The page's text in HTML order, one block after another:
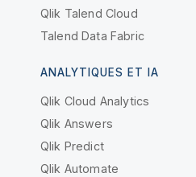
Qlik Talend Cloud
Talend Data Fabric
ANALYTIQUES ET IA
Qlik Cloud Analytics
Qlik Answers
Qlik Predict
Qlik Automate